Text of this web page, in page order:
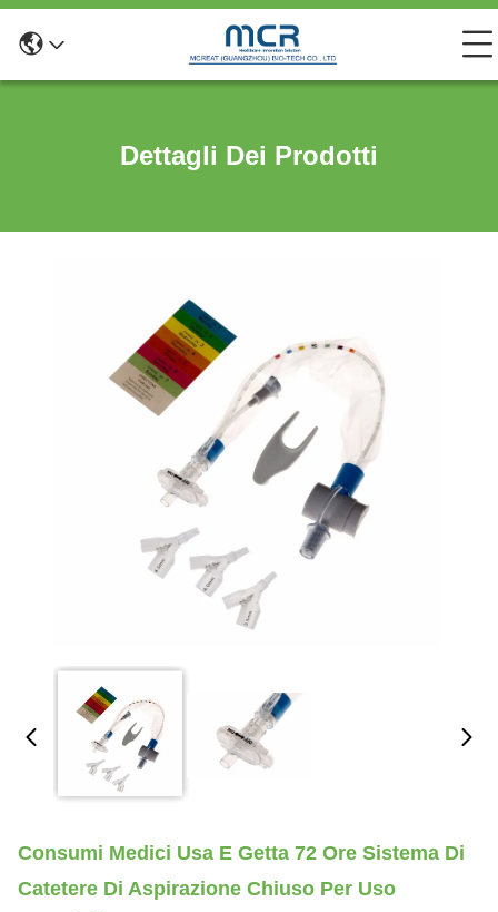
Dettagli Dei Prodotti
Consumi Medici Usa E Getta 72 Ore Sistema Di
Catetere Di Aspirazione Chiuso Per Uso